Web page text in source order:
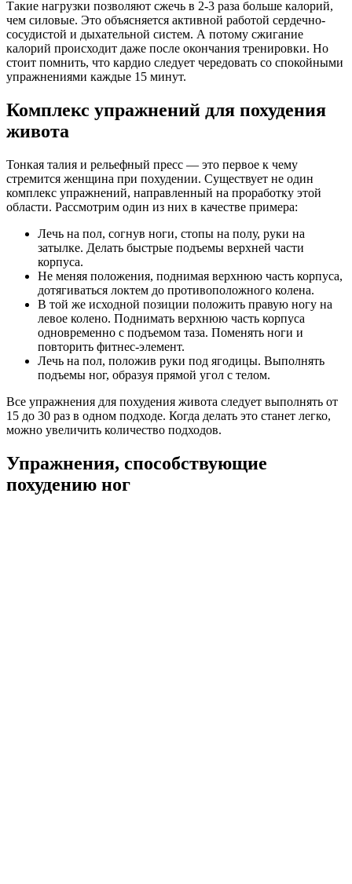
Такие нагрузки позволяют сжечь в 2-3 раза больше калорий,
чем силовые. Это объясняется активной работой сердечно-
сосудистой и дыхательной систем. А потому сжигание
калорий происходит даже после окончания тренировки. Но
стоит помнить, что кардио следует чередовать со спокойными
упражнениями каждые 15 минут.
Комплекс упражнений для похудения
живота
Тонкая талия и рельефный пресс — это первое к чему
стремится женщина при похудении. Существует не один
комплекс упражнений, направленный на проработку этой
области. Рассмотрим один из них в качестве примера:
Лечь на пол, согнув ноги, стопы на полу, руки на
затылке. Делать быстрые подъемы верхней части
корпуса.
Не меняя положения, поднимая верхнюю часть корпуса,
дотягиваться локтем до противоположного колена.
В той же исходной позиции положить правую ногу на
левое колено. Поднимать верхнюю часть корпуса
одновременно с подъемом таза. Поменять ноги и
повторить фитнес-элемент.
Лечь на пол, положив руки под ягодицы. Выполнять
подъемы ног, образуя прямой угол с телом.
Все упражнения для похудения живота следует выполнять от
15 до 30 раз в одном подходе. Когда делать это станет легко,
можно увеличить количество подходов.
Упражнения, способствующие
похудению ног